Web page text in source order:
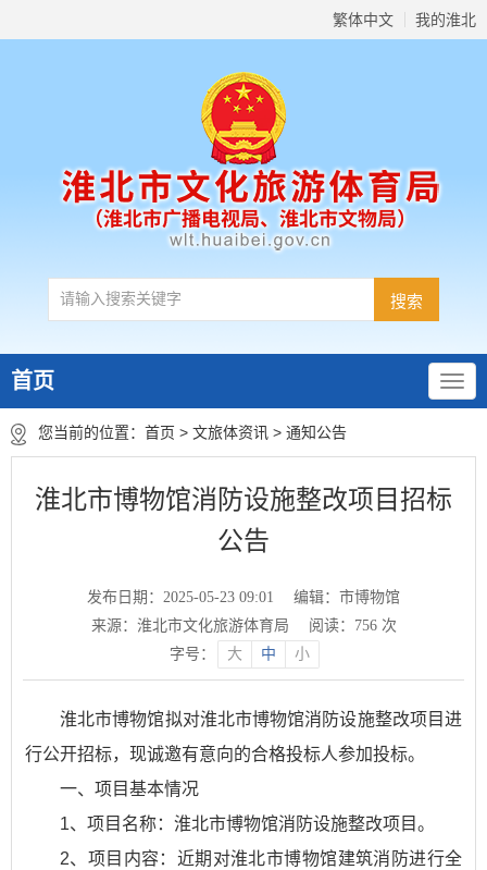
繁体中文 我的淮北
首页
您当前的位置： 首页 > 文旅体资讯 > 通知公告
淮北市博物馆消防设施整改项目招标
公告
发布日期：2025-05-23 09:01
编辑：市博物馆
来源：淮北市文化旅游体育局
阅读： 756次
字号：
大 中 小
淮北市博物馆拟对淮北市博物馆消防设施整改项目进
行公开招标，现诚邀有意向的合格投标人参加投标。
一、项目基本情况
1、项目名称：淮北市博物馆消防设施整改项目。
2、项目内容：近期对淮北市博物馆建筑消防进行全